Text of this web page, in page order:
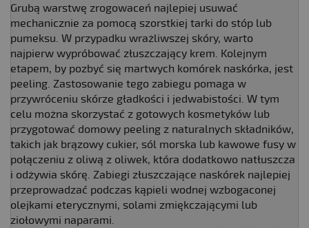
Grubą warstwę zrogowaceń najlepiej usuwać
mechanicznie za pomocą szorstkiej tarki do stóp lub
pumeksu. W przypadku wrażliwszej skóry, warto
najpierw wypróbować złuszczający krem. Kolejnym
etapem, by pozbyć się martwych komórek naskórka, jest
peeling. Zastosowanie tego zabiegu pomaga w
przywróceniu skórze gładkości i jedwabistości. W tym
celu można skorzystać z gotowych kosmetyków lub
przygotować domowy peeling z naturalnych składników,
takich jak brązowy cukier, sól morska lub kawowe fusy w
połączeniu z oliwą z oliwek, która dodatkowo natłuszcza
i odżywia skórę. Zabiegi złuszczające naskórek najlepiej
przeprowadzać podczas kąpieli wodnej wzbogaconej
olejkami eterycznymi, solami zmiękczającymi lub
ziołowymi naparami.